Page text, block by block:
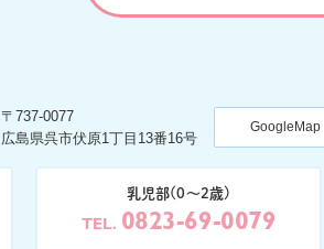
〒737-0077
広島県呉市伏原1丁目13番16号
GoogleMap
乳児部(0〜2歳)
TEL 0823-69-0079